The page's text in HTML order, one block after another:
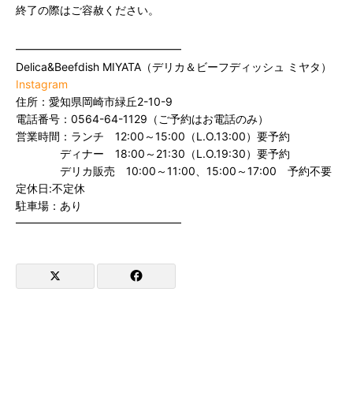
終了の際はご容赦ください。
━━━━━━━━━━━━━━━
Delica&Beefdish MIYATA（デリカ＆ビーフディッシュ ミヤタ）
Instagram
住所：愛知県岡崎市緑丘2-10-9
電話番号：0564-64-1129（ご予約はお電話のみ）
営業時間：ランチ 12:00～15:00（L.O.13:00）要予約
ディナー 18:00～21:30（L.O.19:30）要予約
デリカ販売 10:00～11:00、15:00～17:00 予約不要
定休日:不定休
駐車場：あり
━━━━━━━━━━━━━━━